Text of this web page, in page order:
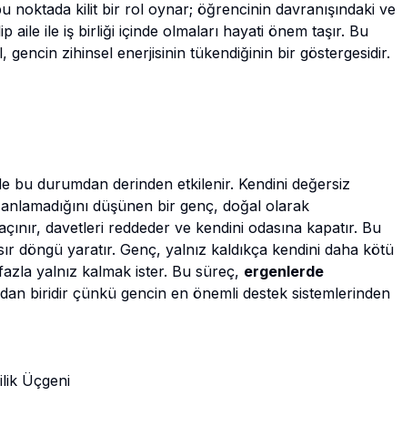
kilit bir rol oynar; öğrencinin davranışındaki ve
aile ile iş birliği içinde olmaları hayati önem taşır. Bu
gencin zihinsel enerjisinin tükendiğinin bir göstergesidir.
bu durumdan derinden etkilenir. Kendini değersiz
düşünen bir genç, doğal olarak
davetleri reddeder ve kendini odasına kapatır. Bu
döngü yaratır. Genç, yalnız kaldıkça kendini daha kötü
yalnız kalmak ister. Bu süreç, ergenlerde
biridir çünkü gencin en önemli destek sistemlerinden
Üçgeni